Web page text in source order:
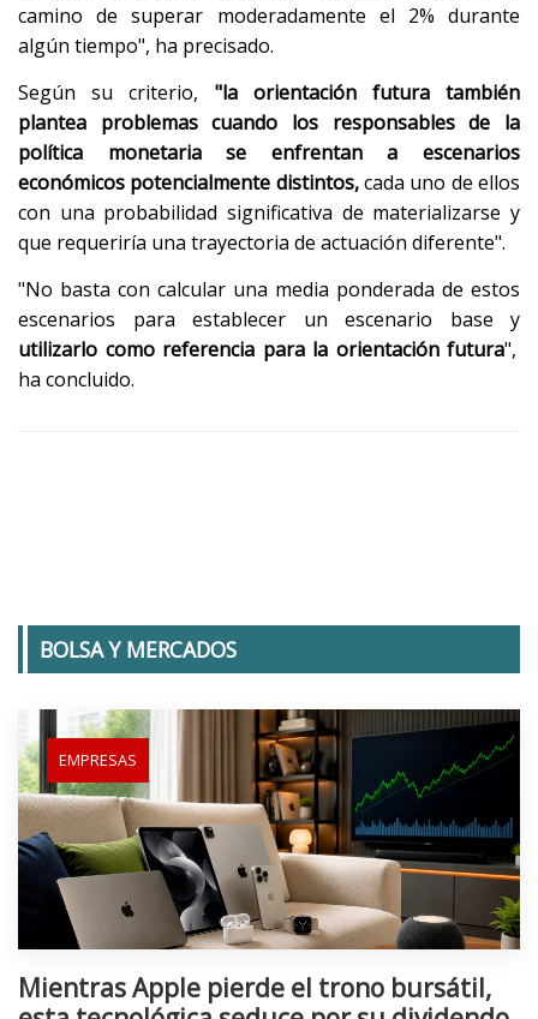
camino de superar moderadamente el 2% durante
algún tiempo", ha precisado.
Según su criterio, "la orientación futura también
plantea problemas cuando los responsables de la
política monetaria se enfrentan a escenarios
económicos potencialmente distintos,cada uno de ellos
con una probabilidad significativa de materializarse y
que requeriría una trayectoria de actuación diferente".
"No basta con calcular una media ponderada de estos
escenarios para establecer un escenario base y
utilizarlo como referencia para la orientación futura",
ha concluido.
BOLSA Y MERCADOS
EMPRESAS
Mientras Apple pierde el trono bursátil,